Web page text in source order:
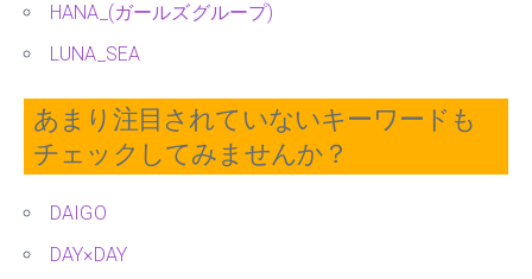
HANA_(ガールズグループ)
LUNA_SEA
あまり注目されていないキーワードも
チェックしてみませんか？
DAIGO
DAY×DAY